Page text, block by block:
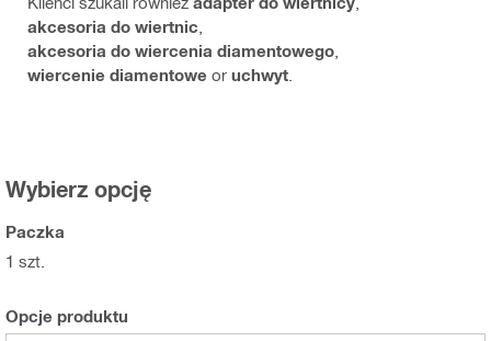
akcesoria do wiertnic
akcesoria do wiercenia diamentowego
wiercenie diamentowe or uchwyt
Wybierz opcję
Paczka
1 szt.
Opcje produktu